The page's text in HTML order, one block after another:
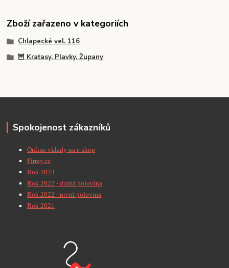
Zboží zařazeno v kategoriích
Chlapecké vel. 116
🦉 Kraťasy, Plavky, Župany
Spokojenost zákazníků
Online vklady na e-shop
Firmy.cz
Rok 2023
Rok 2022 - druhá polovina
Rok 2022 - první polovina
Rok 2021